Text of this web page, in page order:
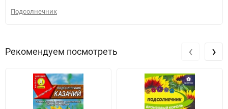
Подсолнечник
Рекомендуем посмотреть ‹ ›